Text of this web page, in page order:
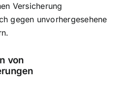
Versicherung
gegen unvorhergesehene
von